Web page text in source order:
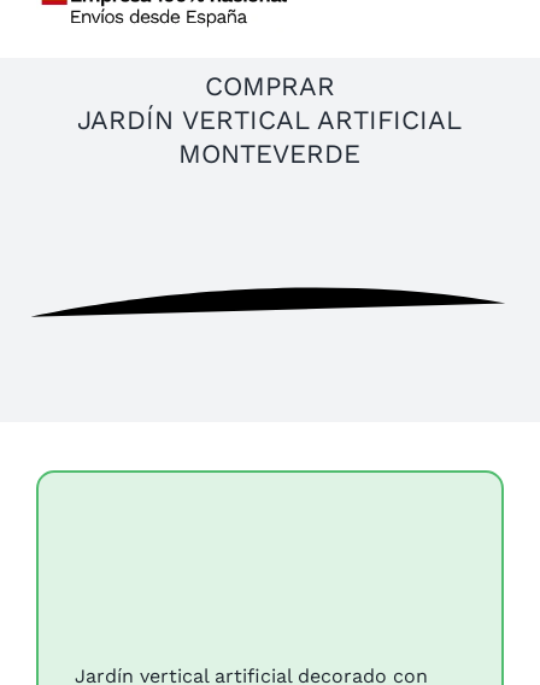
COMPRAR
JARDÍN VERTICAL ARTIFICIAL
MONTEVERDE
Jardín vertical artificial decorado con